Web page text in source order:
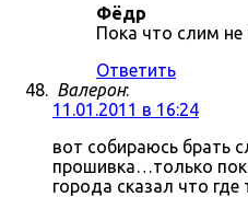
Фёдр
Пока что слим не
Ответить
Валерон:
11.01.2011 в 16:24
вот собираюсь брать
прошивка…только
города сказал что